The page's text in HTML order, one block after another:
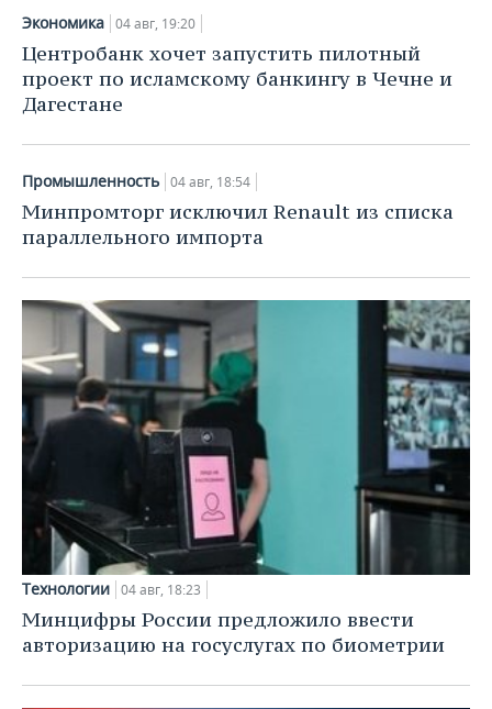
Экономика 04 авг, 19:20
Центробанк хочет запустить пилотный
проект по исламскому банкингу в Чечне и
Дагестане
Промышленность 04 авг, 18:54
Минпромторг исключил Renault из списка
параллельного импорта
Технологии 04 авг, 18:23
Минцифры России предложило ввести
авторизацию на госуслугах по биометрии